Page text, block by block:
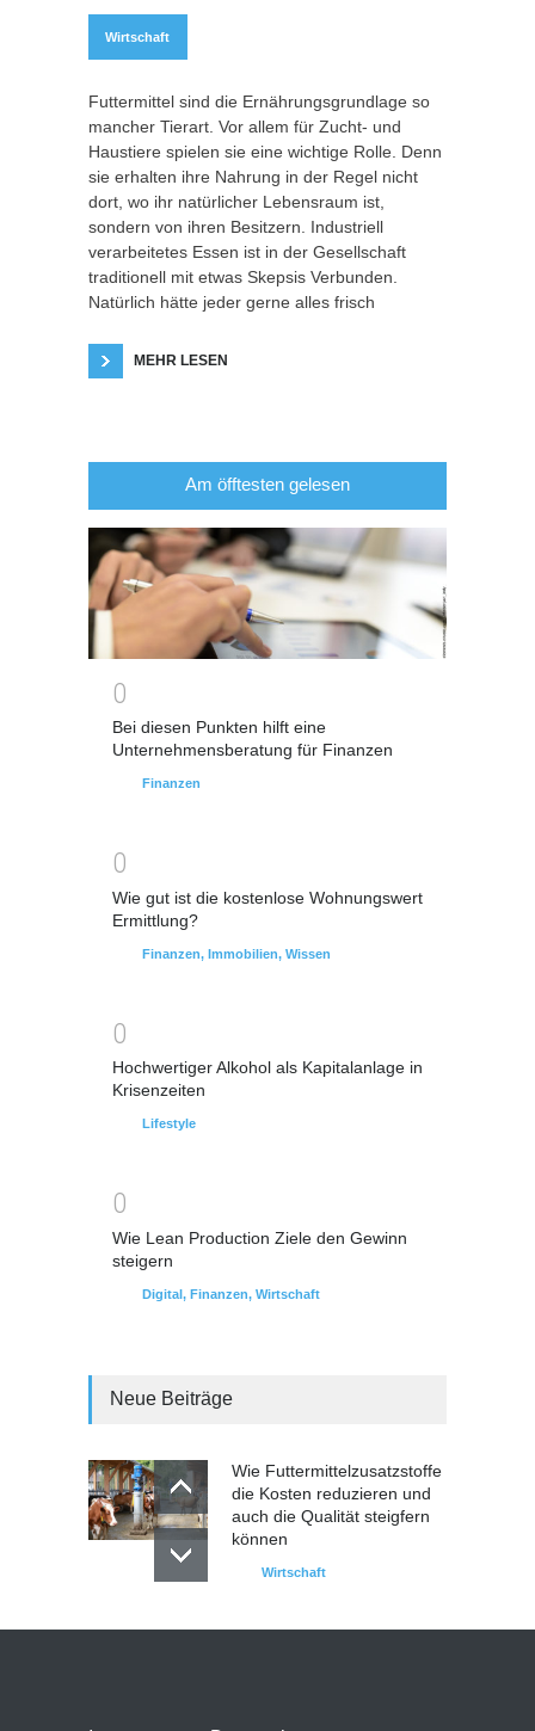
Wirtschaft
Futtermittel sind die Ernährungsgrundlage so
mancher Tierart. Vor allem für Zucht- und
Haustiere spielen sie eine wichtige Rolle. Denn
sie erhalten ihre Nahrung in der Regel nicht
dort, wo ihr natürlicher Lebensraum ist,
sondern von ihren Besitzern. Industriell
verarbeitetes Essen ist in der Gesellschaft
traditionell mit etwas Skepsis Verbunden.
Natürlich hätte jeder gerne alles frisch
MEHR LESEN
Am öfftesten gelesen
0
Bei diesen Punkten hilft eine
Unternehmensberatung für Finanzen
Finanzen
0
Wie gut ist die kostenlose Wohnungswert
Ermittlung?
Finanzen, Immobilien, Wissen
0
Hochwertiger Alkohol als Kapitalanlage in
Krisenzeiten
Lifestyle
0
Wie Lean Production Ziele den Gewinn
steigern
Digital, Finanzen, Wirtschaft
Neue Beiträge
Wie Futtermittelzusatzstoffe
die Kosten reduzieren und
auch die Qualität steigfern
können
Wirtschaft